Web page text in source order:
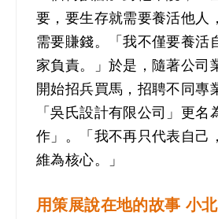
要，要生存就需要養活他人
需要賺錢。「我不僅要養活
家負責。」於是，隨著公司
開始招兵買馬，招聘不同專
「吳氏設計有限公司」更名
作」。「我不再只代表自己
維為核心。」
用策展說在地的故事 小